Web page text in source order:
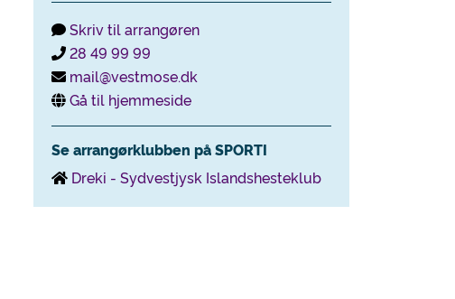
Skriv til arrangøren
28 49 99 99
mail@vestmose.dk
Gå til hjemmeside
Se arrangørklubben på SPORTI
Dreki - Sydvestjysk Islandshesteklub